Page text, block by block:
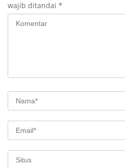
wajib ditandai *